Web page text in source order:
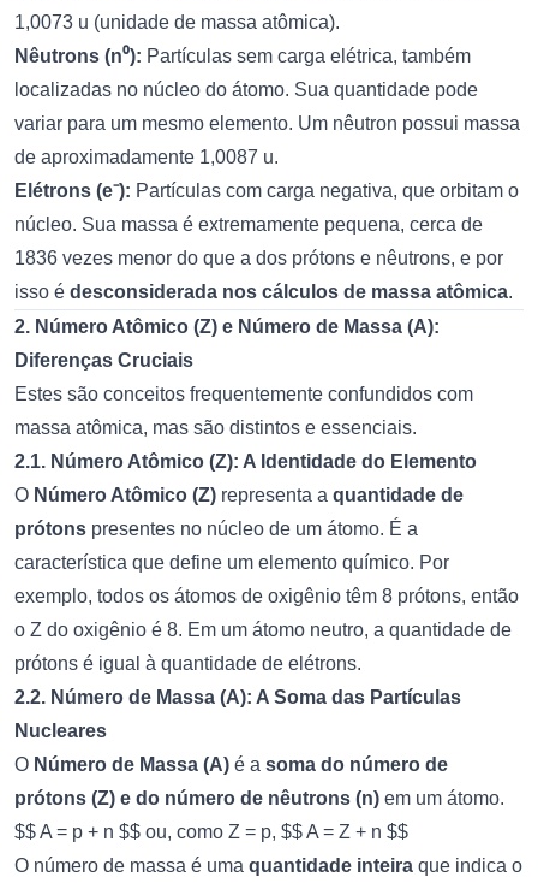
1,0073 u (unidade de massa atômica).
Nêutrons (n⁰): Partículas sem carga elétrica, também
localizadas no núcleo do átomo. Sua quantidade pode
variar para um mesmo elemento. Um nêutron possui massa
de aproximadamente 1,0087 u.
Elétrons (e⁻): Partículas com carga negativa, que orbitam o
núcleo. Sua massa é extremamente pequena, cerca de
1836 vezes menor do que a dos prótons e nêutrons, e por
isso é desconsiderada nos cálculos de massa atômica.
2. Número Atômico (Z) e Número de Massa (A):
Diferenças Cruciais
Estes são conceitos frequentemente confundidos com
massa atômica, mas são distintos e essenciais.
2.1. Número Atômico (Z): A Identidade do Elemento
O Número Atômico (Z) representa a quantidade de
prótons presentes no núcleo de um átomo. É a
característica que define um elemento químico. Por
exemplo, todos os átomos de oxigênio têm 8 prótons, então
o Z do oxigênio é 8. Em um átomo neutro, a quantidade de
prótons é igual à quantidade de elétrons.
2.2. Número de Massa (A): A Soma das Partículas
Nucleares
O Número de Massa (A) é a soma do número de
prótons (Z) e do número de nêutrons (n) em um átomo.
$$ A = p + n $$ ou, como Z = p, $$ A = Z + n $$
O número de massa é uma quantidade inteira que indica o